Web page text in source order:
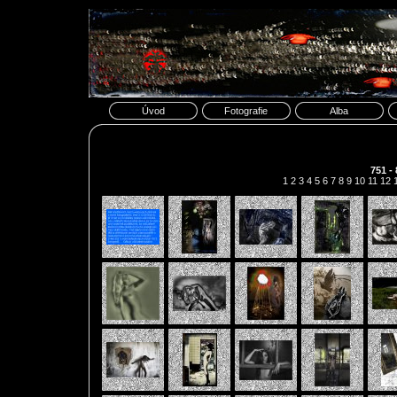
Úvod Fotografie Alba
751 -
1 2 3 4 5 6 7 8 9 10 11 12